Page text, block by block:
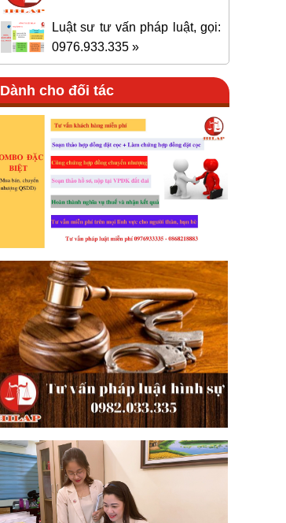
Luật sư tư vấn pháp luật, gọi:
0976.933.335 »
Dành cho đối tác